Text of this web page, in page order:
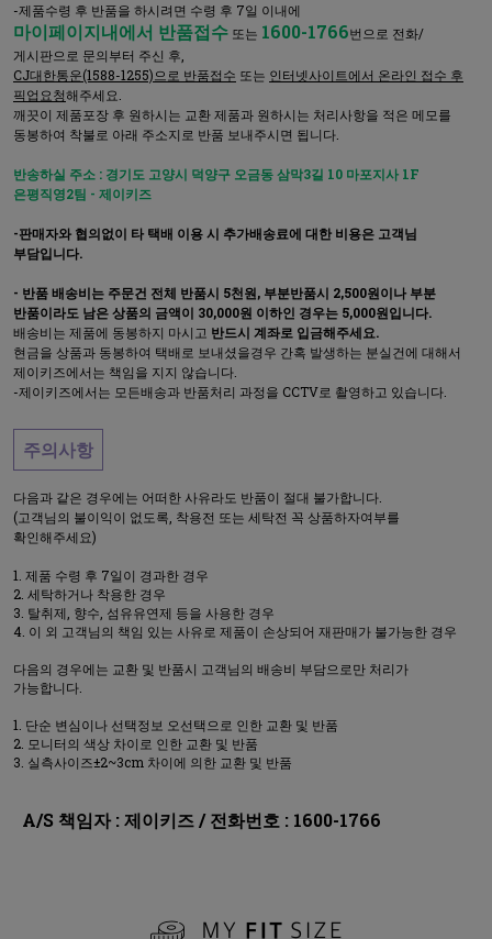
-제품수령 후 반품을 하시려면 수령 후 7일 이내에
마이페이지내에서 반품접수 또는 1600-1766번으로 전화/
게시판으로 문의부터 주신 후,
CJ대한통운(1588-1255)으로 반품접수 또는 인터넷사이트에서 온라인 접수 후
픽업요청해주세요.
깨끗이 제품포장 후 원하시는 교환 제품과 원하시는 처리사항을 적은 메모를
동봉하여 착불로 아래 주소지로 반품 보내주시면 됩니다.
반송하실 주소 : 경기도 고양시 덕양구 오금동 삼막3길 10 마포지사 1F
은평직영2팀 - 제이키즈
-판매자와 협의없이 타 택배 이용 시 추가배송료에 대한 비용은 고객님
부담입니다.
- 반품 배송비는 주문건 전체 반품시 5천원, 부분반품시 2,500원이나 부분
반품이라도 남은 상품의 금액이 30,000원 이하인 경우는 5,000원입니다.
배송비는 제품에 동봉하지 마시고 반드시 계좌로 입금해주세요.
현금을 상품과 동봉하여 택배로 보내셨을경우 간혹 발생하는 분실건에 대해서
제이키즈에서는 책임을 지지 않습니다.
-제이키즈에서는 모든배송과 반품처리 과정을 CCTV로 촬영하고 있습니다.
주의사항
다음과 같은 경우에는 어떠한 사유라도 반품이 절대 불가합니다.
(고객님의 불이익이 없도록, 착용전 또는 세탁전 꼭 상품하자여부를
확인해주세요)
제품 수령 후 7일이 경과한 경우
세탁하거나 착용한 경우
탈취제, 향수, 섬유유연제 등을 사용한 경우
이 외 고객님의 책임 있는 사유로 제품이 손상되어 재판매가 불가능한 경우
다음의 경우에는 교환 및 반품시 고객님의 배송비 부담으로만 처리가
가능합니다.
단순 변심이나 선택정보 오선택으로 인한 교환 및 반품
모니터의 색상 차이로 인한 교환 및 반품
실측사이즈±2~3cm 차이에 의한 교환 및 반품
A/S 책임자 : 제이키즈 / 전화번호 : 1600-1766